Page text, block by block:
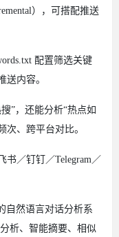
），可搭配推送
配置筛选关键
送内容。
”，还能分析“热点如
、跨平台对比。
书／钉钉／Telegram／
自然语言对话分析系
析、智能摘要、相似